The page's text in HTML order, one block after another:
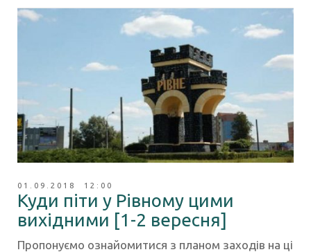
01.09.2018 12:00
Куди піти у Рівному цими
вихідними [1-2 вересня]
Пропонуємо ознайомитися з планом заходів на ці